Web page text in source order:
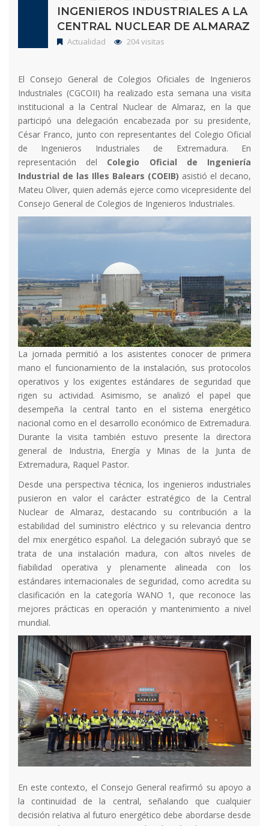
INGENIEROS INDUSTRIALES A LA
CENTRAL NUCLEAR DE ALMARAZ
Actualidad 204 visitas
El Consejo General de Colegios Oficiales de Ingenieros
Industriales (CGCOII) ha realizado esta semana una visita
institucional a la Central Nuclear de Almaraz, en la que
participó una delegación encabezada por su presidente,
César Franco, junto con representantes del Colegio Oficial
de Ingenieros Industriales de Extremadura. En
representación del Colegio Oficial de Ingeniería
Industrial de las Illes Balears (COEIB) asistió el decano,
Mateu Oliver, quien además ejerce como vicepresidente del
Consejo General de Colegios de Ingenieros Industriales.
La jornada permitió a los asistentes conocer de primera
mano el funcionamiento de la instalación, sus protocolos
operativos y los exigentes estándares de seguridad que
rigen su actividad. Asimismo, se analizó el papel que
desempeña la central tanto en el sistema energético
nacional como en el desarrollo económico de Extremadura.
Durante la visita también estuvo presente la directora
general de Industria, Energía y Minas de la Junta de
Extremadura, Raquel Pastor.
Desde una perspectiva técnica, los ingenieros industriales
pusieron en valor el carácter estratégico de la Central
Nuclear de Almaraz, destacando su contribución a la
estabilidad del suministro eléctrico y su relevancia dentro
del mix energético español. La delegación subrayó que se
trata de una instalación madura, con altos niveles de
fiabilidad operativa y plenamente alineada con los
estándares internacionales de seguridad, como acredita su
clasificación en la categoría WANO 1, que reconoce las
mejores prácticas en operación y mantenimiento a nivel
mundial.
En este contexto, el Consejo General reafirmó su apoyo a
la continuidad de la central, señalando que cualquier
decisión relativa al futuro energético debe abordarse desde